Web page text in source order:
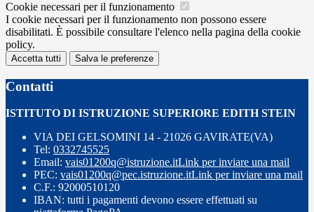
Cookie necessari per il funzionamento
I cookie necessari per il funzionamento non possono essere
disabilitati. È possibile consultare l'elenco nella pagina della cookie
policy.
Accetta tutti Salva le preferenze
Contatti
ISTITUTO DI ISTRUZIONE SUPERIORE EDITH STEIN
VIA DEI GELSOMINI 14 - 21026 GAVIRATE(VA)
Tel: 0332745525
Email: vais01200q@istruzione.itLink per inviare una mail
PEC: vais01200q@pec.istruzione.itLink per inviare una mail
C.F.: 92000510120
IBAN: tutti i pagamenti devono essere effettuati su